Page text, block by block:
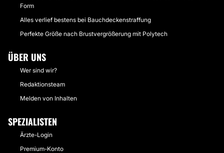
Form
Alles verlief bestens bei Bauchdeckenstraffung
Perfekte Größe nach Brustvergrößerung mit Polytech
ÜBER UNS
Wer sind wir?
Redaktionsteam
Melden von Inhalten
SPEZIALISTEN
Ärzte-Login
Premium-Konto